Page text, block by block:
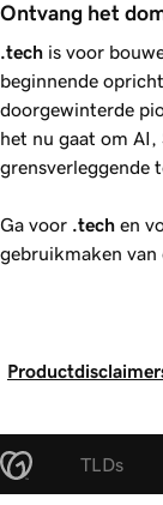
Ontvang het
.tech is voor
beginnende
doorgewinterde
het nu gaat om AI,
grensverleggende
Ga voor .tech en
gebruikmaken van
TLDs